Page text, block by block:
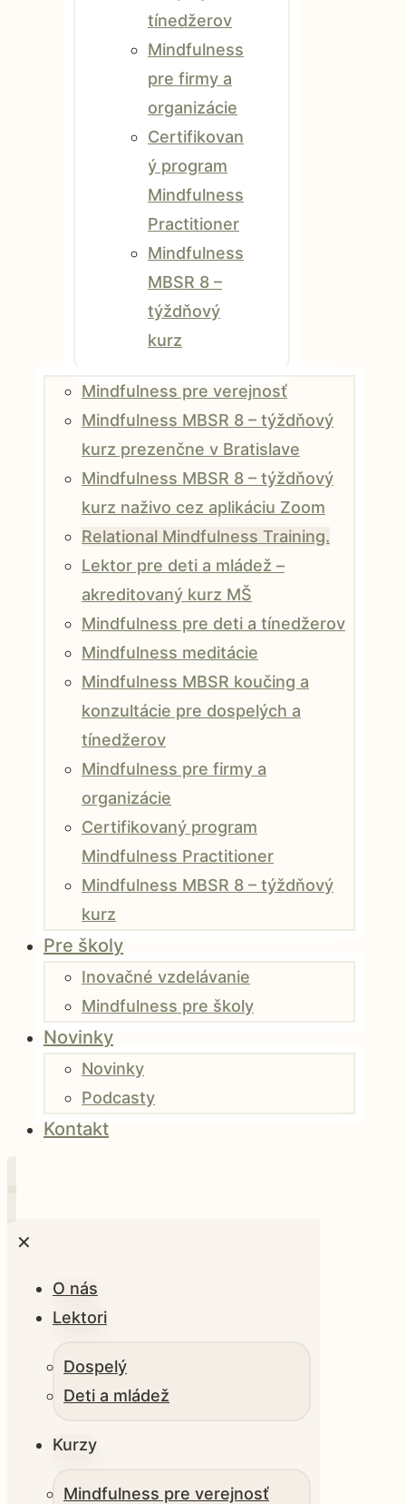
tínedžerov
Mindfulness
pre firmy a
organizácie
Certifikovan
ý program
Mindfulness
Practitioner
Mindfulness
MBSR 8 –
týždňový
kurz
Mindfulness pre verejnosť
Mindfulness MBSR 8 – týždňový
kurz prezenčne v Bratislave
Mindfulness MBSR 8 – týždňový
kurz naživo cez aplikáciu Zoom
Relational Mindfulness Training.
Lektor pre deti a mládež –
akreditovaný kurz MŠ
Mindfulness pre deti a tínedžerov
Mindfulness meditácie
Mindfulness MBSR koučing a
konzultácie pre dospelých a
tínedžerov
Mindfulness pre firmy a
organizácie
Certifikovaný program
Mindfulness Practitioner
Mindfulness MBSR 8 – týždňový
kurz
Pre školy
Inovačné vzdelávanie
Mindfulness pre školy
Novinky
Novinky
Podcasty
Kontakt
✕
O nás
Lektori
Dospelý
Deti a mládež
Kurzy
Mindfulness pre verejnosť